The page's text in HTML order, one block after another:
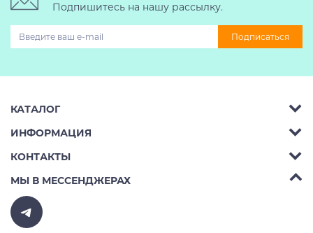
Подпишитесь на нашу рассылку.
Подписаться
КАТАЛОГ
Багажник на крышу авто
Автобоксы
Крепления велосипедов на авто
Крепления лыж и сноубордов на авто
ИНФОРМАЦИЯ
Аренда
Ремонт
Доставка
КОНТАКТЫ
Телефон: 8 (495) 2367486
Бесплатно РФ:
E-mail:
МЫ В МЕССЕНДЖЕРАХ